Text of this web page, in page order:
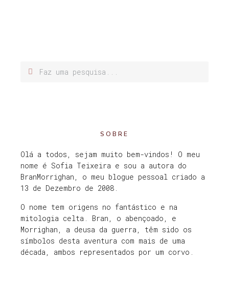
SOBRE
Olá a todos, sejam muito bem-vindos! O meu
nome é Sofia Teixeira e sou a autora do
BranMorrighan, o meu blogue pessoal criado a
13 de Dezembro de 2008.
O nome tem origens no fantástico e na
mitologia celta. Bran, o abençoado, e
Morrighan, a deusa da guerra, têm sido os
símbolos desta aventura com mais de uma
década, ambos representados por um corvo.